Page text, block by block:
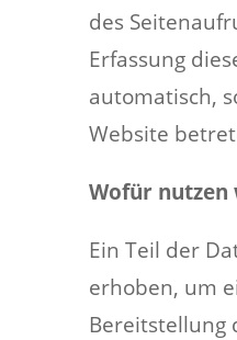
des
Erfassung
automatisch,
Website
Wofür nutzen
Ein Teil der
erhoben, um
Bereitstellung